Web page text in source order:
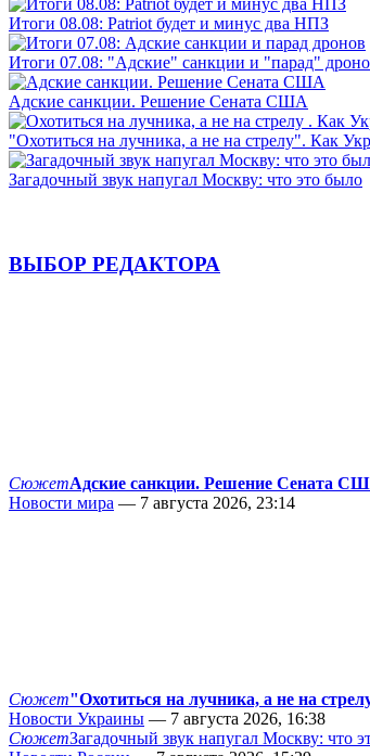
Итоги 08.08: Patriot будет и минус два НПЗ
Итоги 07.08: "Адские" санкции и "парад"
Адские санкции. Решение Сената США
"Охотиться на лучника, а не на стрелу". Как
Загадочный звук напугал Москву: что это было
ВЫБОР РЕДАКТОРА
СюжетАдские санкции. Решение Сената
Новости мира — 7 августа 2026, 23:14
Сюжет"Охотиться на лучника, а не на
Новости Украины — 7 августа 2026, 16:38
СюжетЗагадочный звук напугал Москву: что